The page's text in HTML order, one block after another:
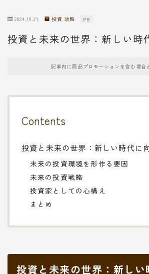
2024.10.21 投資 攻略 PR
投資と未来の世界：新しい時
記事内に商品プロモーションを含む場合
Contents
投資と未来の世界：新しい時代に
未来の投資環境を形作る要因
未来の投資戦略
投資家としての心構え
まとめ
投資と未来の世界：新しい